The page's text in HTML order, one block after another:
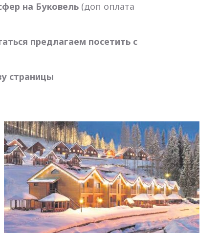
на Буковель (доп оплата
предлагаем посетить с
страницы